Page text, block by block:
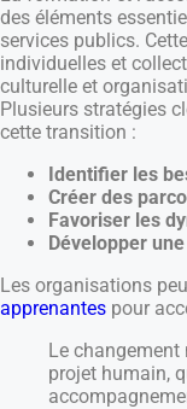
des éléments
services publics.
individuelles et
culturelle et
Plusieurs stratégies
cette transition :
Identifier les
Créer des
Favoriser les
Développer
Les organisations
apprenantes pour
Le
projet humain,